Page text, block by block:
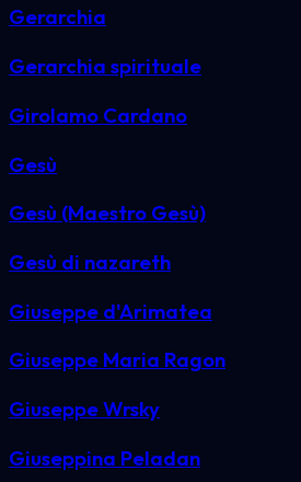
Gerarchia
Gerarchia spirituale
Girolamo Cardano
Gesù
Gesù (Maestro Gesù)
Gesù di nazareth
Giuseppe d'Arimatea
Giuseppe Maria Ragon
Giuseppe Wrsky
Giuseppina Peladan